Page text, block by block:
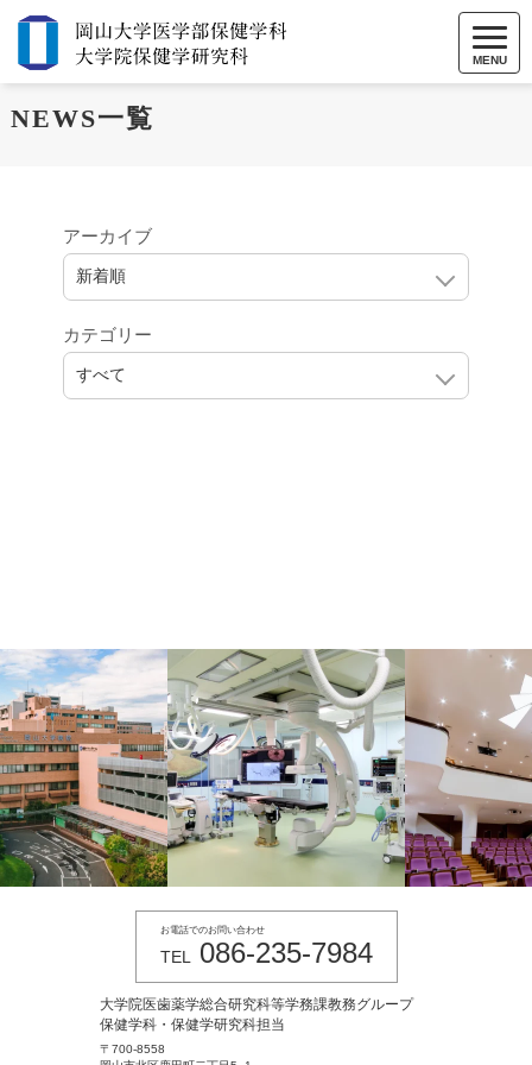
MENU
NEWS一覧
アーカイブ
カテゴリー
お電話でのお問い合わせ
TEL 086-235-7984
大学院医歯薬学総合研究科等学務課教務グループ
保健学科・保健学研究科担当
〒700-8558